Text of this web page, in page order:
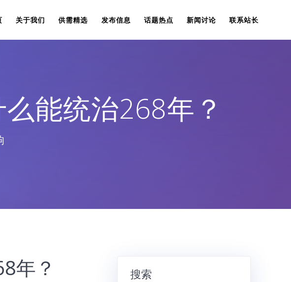
关于我们 供需精选 发布信息 话题热点 新闻讨论 联系站长
能统治268年？
年？ 搜索